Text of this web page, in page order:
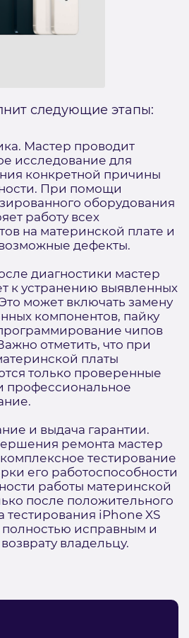
следующие этапы:
Мастер проводит
исследование для
конкретной причины
При помощи
оборудования
работу всех
на материнской плате и
дефекты.
диагностики мастер
к устранению выявленных
может включать замену
компонентов, пайку
чипов
отметить, что при
платы
только проверенные
профессиональное
и выдача гарантии.
ремонта мастер
тестирование
его работоспособности
работы материнской
после положительного
тестирования iPhone XS
полностью исправным и
владельцу.